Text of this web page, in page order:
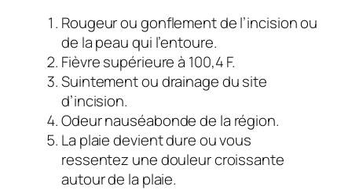
Rougeur ou gonflement de l’incision ou
de la peau qui l’entoure.
Fièvre supérieure à 100,4 F.
Suintement ou drainage du site
d’incision.
Odeur nauséabonde de la région.
La plaie devient dure ou vous
ressentez une douleur croissante
autour de la plaie.